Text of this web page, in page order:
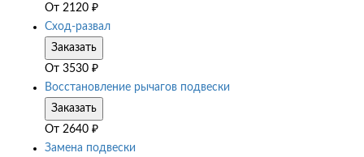
От 2120 ₽
Сход-развал
Заказать
От 3530 ₽
Восстановление рычагов подвески
Заказать
От 2640 ₽
Замена подвески